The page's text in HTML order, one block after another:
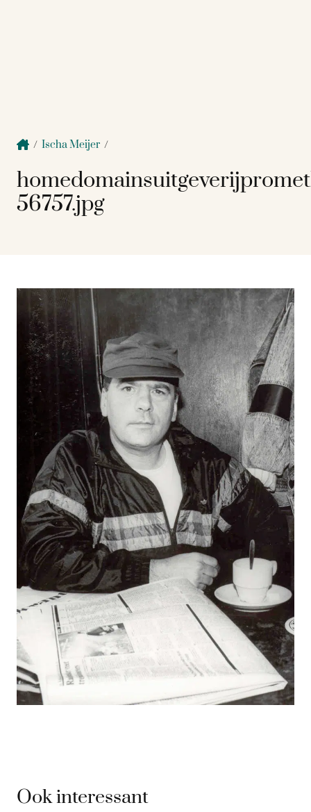
/ Ischa Meijer /
56757.jpg
Ook interessant